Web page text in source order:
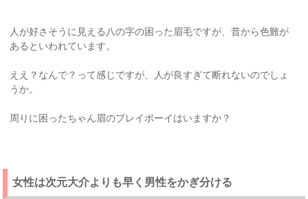
人が好さそうに見える八の字の困った眉毛ですが、昔から色難が
あるといわれています。
ええ？なんで？って感じですが、人が良すぎて断れないのでしょ
うか。
周りに困ったちゃん眉のプレイボーイはいますか？
女性は次元大介よりも早く男性をかぎ分ける